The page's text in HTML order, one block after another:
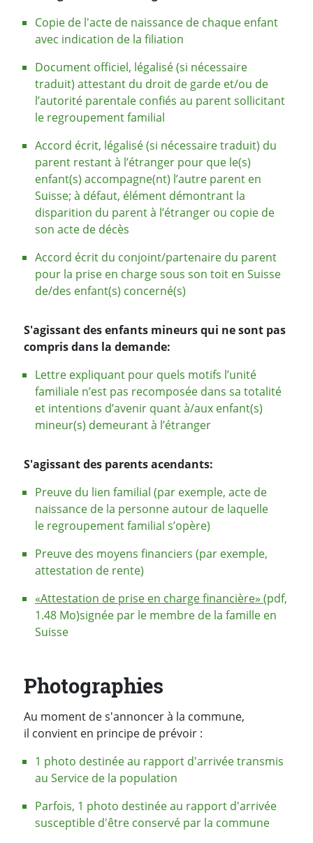
Copie de l'acte de naissance de chaque enfant
avec indication de la filiation
Document officiel, légalisé (si nécessaire
traduit) attestant du droit de garde et/ou de
l’autorité parentale confiés au parent sollicitant
le regroupement familial
Accord écrit, légalisé (si nécessaire traduit) du
parent restant à l’étranger pour que le(s)
enfant(s) accompagne(nt) l’autre parent en
Suisse; à défaut, élément démontrant la
disparition du parent à l’étranger ou copie de
son acte de décès
Accord écrit du conjoint/partenaire du parent
pour la prise en charge sous son toit en Suisse
de/des enfant(s) concerné(s)
S'agissant des enfants mineurs qui ne sont pas
compris dans la demande:
Lettre expliquant pour quels motifs l’unité
familiale n’est pas recomposée dans sa totalité
et intentions d’avenir quant à/aux enfant(s)
mineur(s) demeurant à l’étranger
S'agissant des parents acendants:
Preuve du lien familial (par exemple, acte de
naissance de la personne autour de laquelle
le regroupement familial s’opère)
Preuve des moyens financiers (par exemple,
attestation de rente)
«Attestation de prise en charge financière» (pdf,
1.48 Mo)signée par le membre de la famille en
Suisse
Photographies
Au moment de s'annoncer à la commune,
il convient en principe de prévoir :
1 photo destinée au rapport d'arrivée transmis
au Service de la population
Parfois, 1 photo destinée au rapport d'arrivée
susceptible d'être conservé par la commune